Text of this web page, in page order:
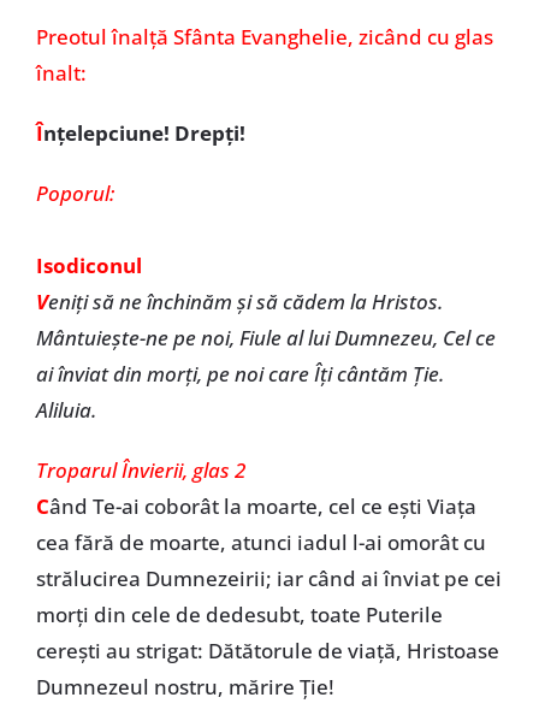
Preotul înalţă Sfânta Evanghelie, zicând cu glas
înalt:
Înţelepciune! Drepţi!
Poporul:
Isodiconul
Veniţi să ne închinăm şi să cădem la Hristos.
Mântuieşte-ne pe noi, Fiule al lui Dumnezeu, Cel ce
ai înviat din morţi, pe noi care Îţi cântăm Ţie.
Aliluia.
Troparul Învierii, glas 2
Când Te-ai coborât la moarte, cel ce eşti Viaţa
cea fără de moarte, atunci iadul l-ai omorât cu
strălucirea Dumnezeirii; iar când ai înviat pe cei
morţi din cele de dedesubt, toate Puterile
cereşti au strigat: Dătătorule de viaţă, Hristoase
Dumnezeul nostru, mărire Ţie!